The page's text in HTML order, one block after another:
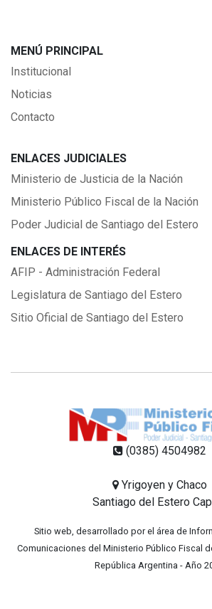
MENÚ PRINCIPAL
Institucional
Noticias
Contacto
ENLACES JUDICIALES
Ministerio de Justicia de la Nación
Ministerio Público Fiscal de la Nación
Poder Judicial de Santiago del Estero
ENLACES DE INTERÉS
AFIP - Administración Federal
Legislatura de Santiago del Estero
Sitio Oficial de Santiago del Estero
(0385) 4504982
Yrigoyen y Chaco
Santiago del Estero
Sitio web, desarrollado por el área de
Comunicaciones del Ministerio Público Fiscal
República Argentina - Año